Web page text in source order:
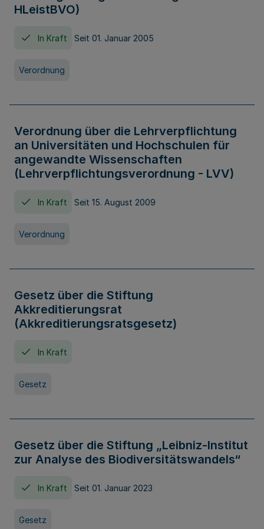
HLeistBVO)
In Kraft Seit 01. Januar 2005
Verordnung
Verordnung über die Lehrverpflichtung
an Universitäten und Hochschulen für
angewandte Wissenschaften
(Lehrverpflichtungsverordnung - LVV)
In Kraft Seit 15. August 2009
Verordnung
Gesetz über die Stiftung
Akkreditierungsrat
(Akkreditierungsratsgesetz)
In Kraft
Gesetz
Gesetz über die Stiftung „Leibniz-Institut
zur Analyse des Biodiversitätswandels“
In Kraft Seit 01. Januar 2023
Gesetz